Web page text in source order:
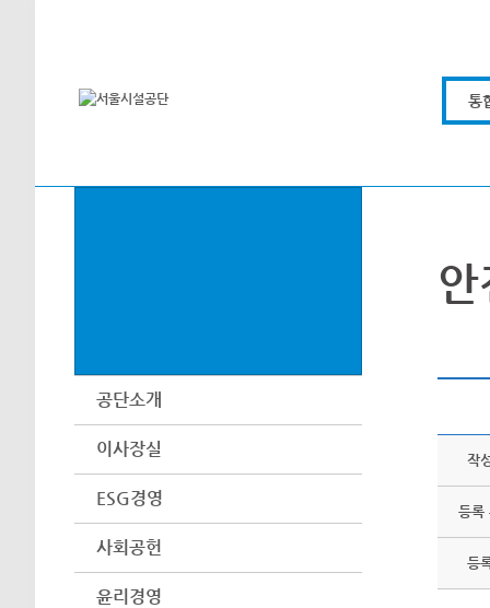
통
공단소개
이사장실
ESG경영
사회공헌
윤리경영
작
등록
등